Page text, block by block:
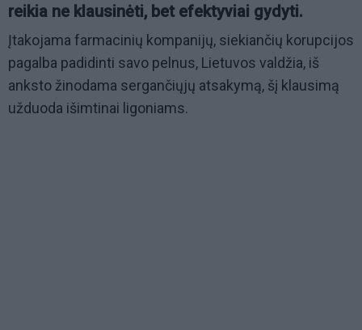
reikia ne klausinėti, bet efektyviai gydyti.
Įtakojama farmacinių kompanijų, siekiančių korupcijos
pagalba padidinti savo pelnus, Lietuvos valdžia, iš
anksto žinodama sergančiųjų atsakymą, šį klausimą
užduoda išimtinai ligoniams.